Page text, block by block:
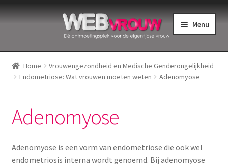
Ga
Ga
Menu
Home
Bekkenbodemspieren
Menstruatiecups
Home
Vrouwengezondheid en Medische Genderongelijkheid
Endometriose: Wat vrouwen moeten weten
Adenomyose
Adenomyose
Adenomyose is een vorm van endometriose die ook wel
endometriosis interna wordt genoemd. Bij adenomyose